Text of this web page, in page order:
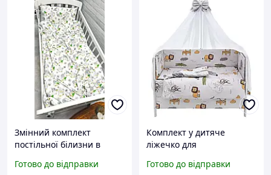
Змінний комплект
постільної білизни в
рік" білий
Готово до відправки
Комплект у дитяче
ліжечко для
сірий (Африка)
Готово до відправки